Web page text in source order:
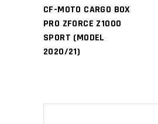
CF-MOTO CARGO BOX
PRO ZFORCE Z1000
SPORT (MODEL
2020/21)